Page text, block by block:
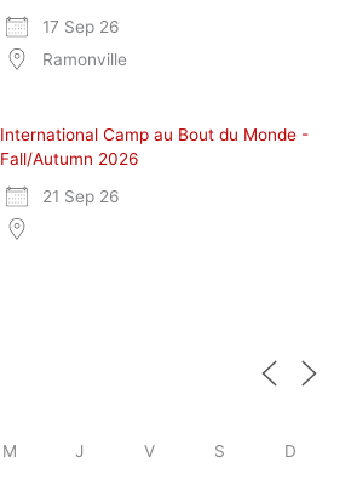
17 Sep 26
Ramonville
International Camp au Bout du Monde -
Fall/Autumn 2026
21 Sep 26
M J V S D